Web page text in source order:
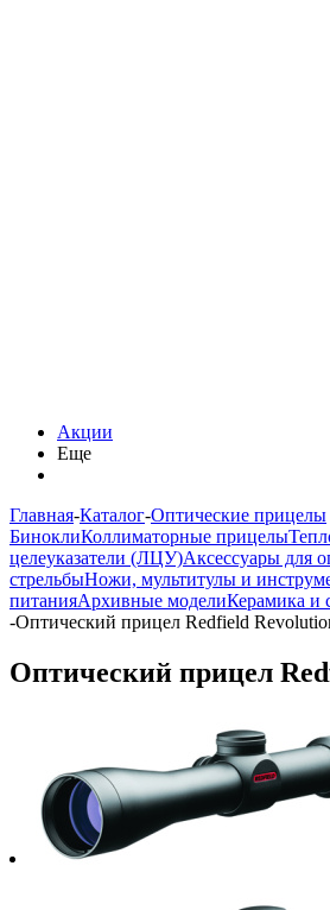
Акции
Еще
Главная-Каталог-Оптические прицелы
БиноклиКоллиматорные прицелы
целеуказатели (ЛЦУ)Аксессуары для
стрельбыНожи, мультитулы и
питанияАрхивные моделиКерамика и
-Оптический прицел Redfield
Оптический прицел